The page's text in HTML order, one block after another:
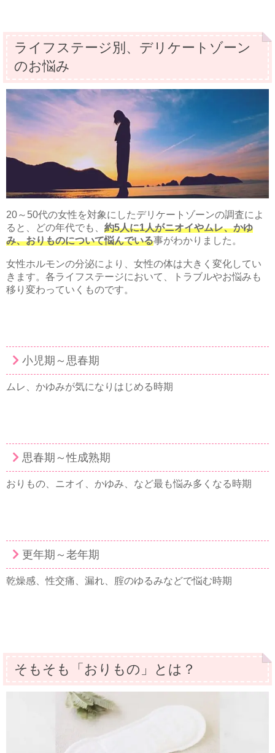
ライフステージ別、デリケートゾーン
のお悩み
20～50代の女性を対象にしたデリケートゾーンの調査によ
ると、どの年代でも、 約5人に1人がニオイやムレ、かゆ
み、おりものについて悩んでいる事がわかりました。
女性ホルモンの分泌により、女性の体は大きく変化してい
きます。各ライフステージにおいて、トラブルやお悩みも
移り変わっていくものです。
小児期～思春期
ムレ、かゆみが気になりはじめる時期
思春期～性成熟期
おりもの、ニオイ、かゆみ、など最も悩み多くなる時期
更年期～老年期
乾燥感、性交痛、漏れ、腟のゆるみなどで悩む時期
そもそも「おりもの」とは？